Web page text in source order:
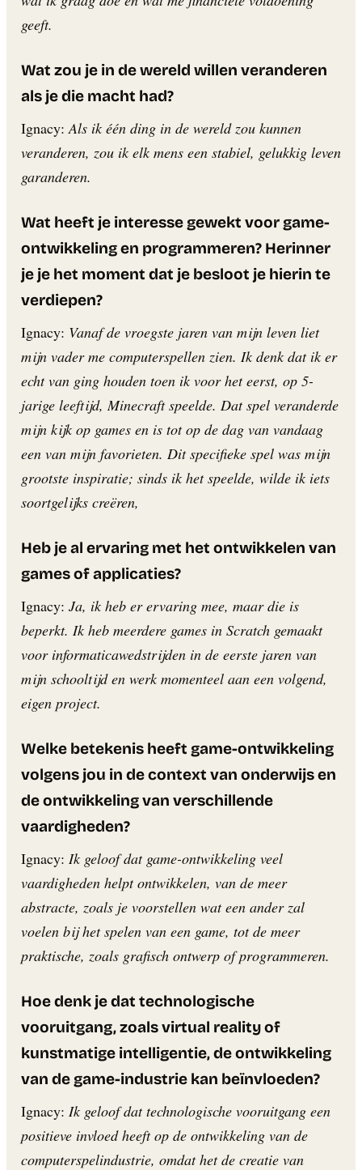
geeft.
Wat zou je in de wereld willen veranderen
als je die macht had?
Ignacy:Als ik één ding in de wereld zou kunnen
veranderen, zou ik elk mens een stabiel, gelukkig leven
garanderen.
Wat heeft je interesse gewekt voor game-
ontwikkeling en programmeren? Herinner
je je het moment dat je besloot je hierin te
verdiepen?
Ignacy: Vanaf de vroegste jaren van mijn leven liet
mijn vader me computerspellen zien. Ik denk dat ik er
echt van ging houden toen ik voor het eerst, op 5-
jarige leeftijd, Minecraft speelde. Dat spel veranderde
mijn kijk op games en is tot op de dag van vandaag
een van mijn favorieten. Dit specifieke spel was mijn
grootste inspiratie; sinds ik het speelde, wilde ik iets
soortgelijks creëren,
Heb je al ervaring met het ontwikkelen van
games of applicaties?
Ignacy: Ja, ik heb er ervaring mee, maar die is
beperkt. Ik heb meerdere games in Scratch gemaakt
voor informaticawedstrijden in de eerste jaren van
mijn schooltijd en werk momenteel aan een volgend,
eigen project.
Welke betekenis heeft game-ontwikkeling
volgens jou in de context van onderwijs en
de ontwikkeling van verschillende
vaardigheden?
Ignacy: Ik geloof dat game-ontwikkeling veel
vaardigheden helpt ontwikkelen, van de meer
abstracte, zoals je voorstellen wat een ander zal
voelen bij het spelen van een game, tot de meer
praktische, zoals grafisch ontwerp of programmeren.
Hoe denk je dat technologische
vooruitgang, zoals virtual reality of
kunstmatige intelligentie, de ontwikkeling
van de game-industrie kan beïnvloeden?
Ignacy: Ik geloof dat technologische vooruitgang een
positieve invloed heeft op de ontwikkeling van de
computerspelindustrie, omdat het de creatie van